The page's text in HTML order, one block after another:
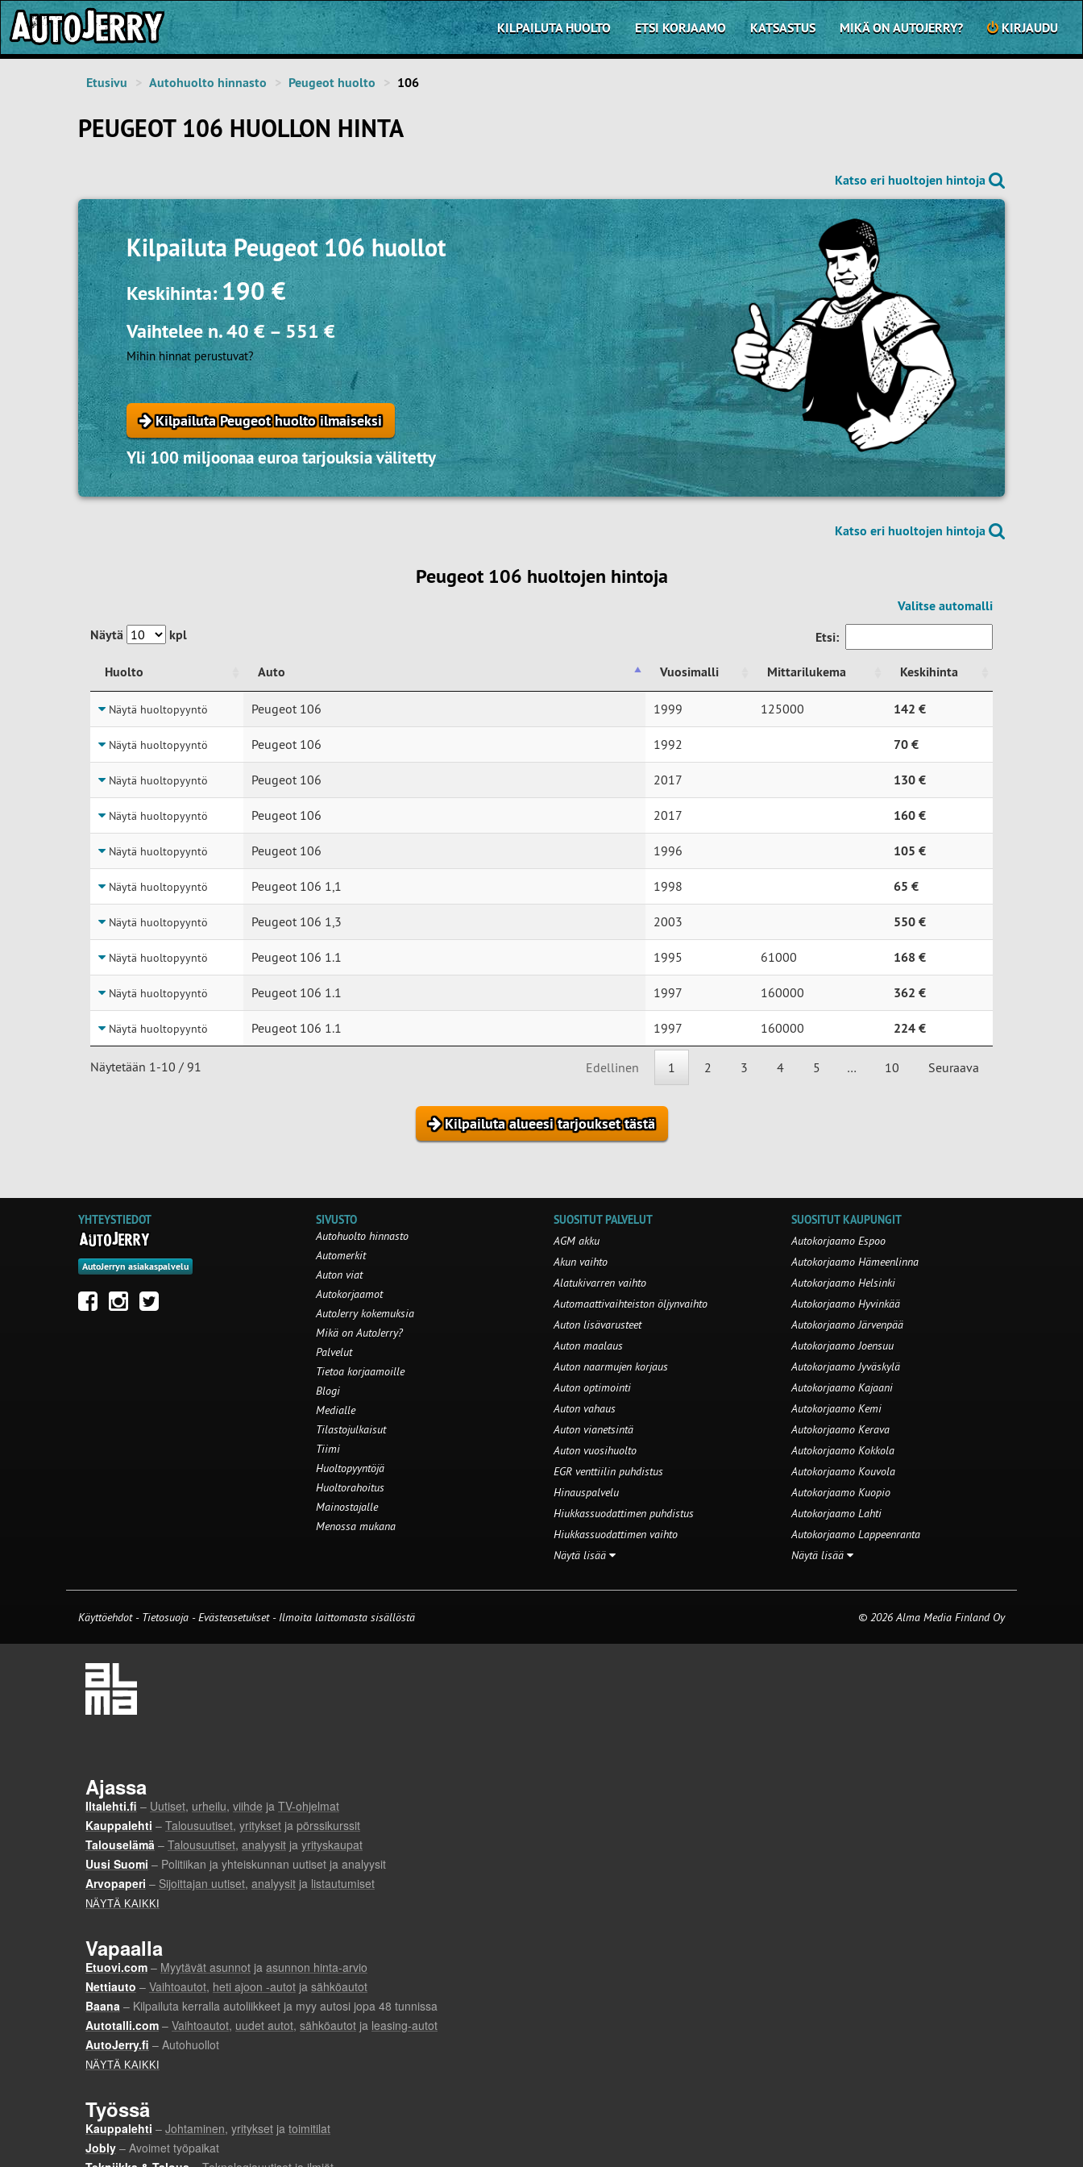
KILPAILUTA HUOLTO ETSI KORJAAMO KATSASTUS MIKÄ ON AUTOJERRY? KIRJAUDU
Etusivu Autohuolto hinnasto Peugeot huolto 106
PEUGEOT 106 HUOLLON HINTA
Katso eri huoltojen hintoja
KilpailutaPeugeot 106 huollot
Keskihinta:190 €
Vaihtelee n.40 €– 551 €
Mihin hinnat perustuvat?
Kilpailuta Peugeot huolto ilmaiseksi
Yli 100 miljoonaa euroa tarjouksia välitetty
Katso eri huoltojen hintoja
Peugeot 106 huoltojen hintoja
Valitse automalli
Näytä
kpl Etsi:
Huolto Auto Vuosimalli Mittarilukema
Keskihinta
Huolto
Vuosimalli Mittarilukema Keskihinta
Näytä huoltopyyntö Peugeot 106 1999 125000 142 €
Näytä huoltopyyntö Peugeot 106 1992 70 €
Näytä huoltopyyntö Peugeot 106 2017 130 €
Näytä huoltopyyntö Peugeot 106 2017 160 €
Näytä huoltopyyntö Peugeot 106 1996 105 €
Näytä huoltopyyntö Peugeot 106 1,1 1998 65 €
Näytä huoltopyyntö Peugeot 106 1,3 2003 550 €
Näytä huoltopyyntö Peugeot 106 1.1 1995 61000 168 €
Näytä huoltopyyntö Peugeot 106 1.1 1997 160000 362 €
Näytä huoltopyyntö Peugeot 106 1.1 1997 160000 224 €
Näytetään 1-10 / 91 Edellinen 1 2 3 4 5 … 10 Seuraava
Kilpailuta alueesi tarjoukset tästä
YHTEYSTIEDOT
AutoJerryn asiakaspalvelu
SIVUSTO
Autohuolto hinnasto
Automerkit
Auton viat
Autokorjaamot
AutoJerry kokemuksia
Mikä on AutoJerry?
Palvelut
Tietoa korjaamoille
Blogi
Medialle
Tilastojulkaisut
Tiimi
Huoltopyyntöjä
Huoltorahoitus
Mainostajalle
Menossa mukana
SUOSITUT PALVELUT
AGM akku
Akun vaihto
Alatukivarren vaihto
Automaattivaihteiston öljynvaihto
Auton lisävarusteet
Auton maalaus
Auton naarmujen korjaus
Auton optimointi
Auton vahaus
Auton vianetsintä
Auton vuosihuolto
EGR venttiilin puhdistus
Hinauspalvelu
Hiukkassuodattimen puhdistus
Hiukkassuodattimen vaihto
Näytä lisää
SUOSITUT KAUPUNGIT
Autokorjaamo Espoo
Autokorjaamo Hämeenlinna
Autokorjaamo Helsinki
Autokorjaamo Hyvinkää
Autokorjaamo Järvenpää
Autokorjaamo Joensuu
Autokorjaamo Jyväskylä
Autokorjaamo Kajaani
Autokorjaamo Kemi
Autokorjaamo Kerava
Autokorjaamo Kokkola
Autokorjaamo Kouvola
Autokorjaamo Kuopio
Autokorjaamo Lahti
Autokorjaamo Lappeenranta
Näytä lisää
Käyttöehdot - Tietosuoja -Evästeasetukset- Ilmoita laittomasta sisällöstä © 2026 Alma Media Finland Oy